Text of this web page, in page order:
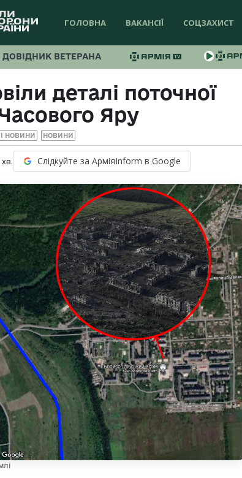
ГОЛОВНА ВАКАНСІЇ СОЦЗАХИСТ
ДОВІДНИК ВЕТЕРАНА
деталі поточної
Яру
НОВИНИ НОВИНИ
хв. Слідкуйте за АрміяInform в Google